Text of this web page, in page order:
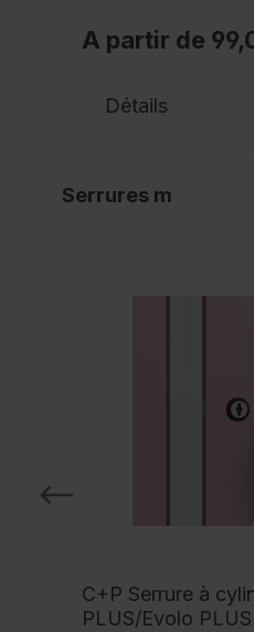
A partir de
Détails
Serrures m
C+P Serrure à
PLUS/Evolo PLUS